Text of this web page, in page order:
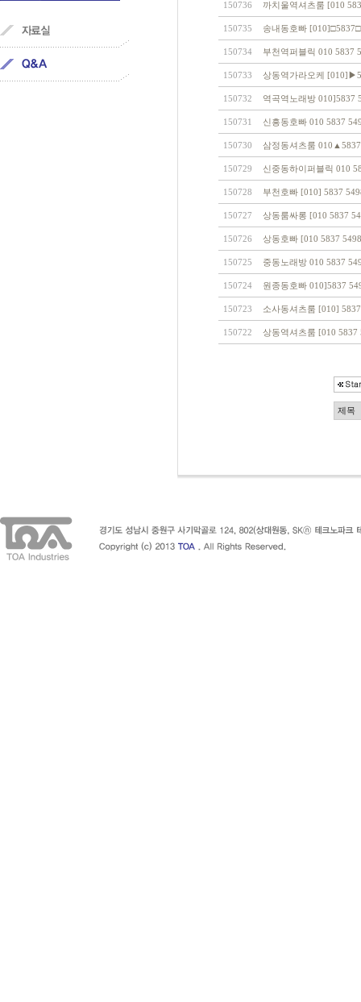
150736 까치울역셔츠룸 [010
150735 송내동호빠
150734 부천역퍼블릭 010 5837
150733 상동역가라오케
150732 역곡역노래방 010]5837
150731 신흥동호빠 010 5837
150730 삼정동셔츠룸
150729 신중동하이퍼블릭 010
150728 부천호빠 [010] 5837
150727 상동룸싸롱 [010 5837
150726 상동호빠 [010 5837
150725 중동노래방 010 5837
150724 원종동호빠 010]5837
150723 소사동셔츠룸 [010]
150722 상동역셔츠룸 [010